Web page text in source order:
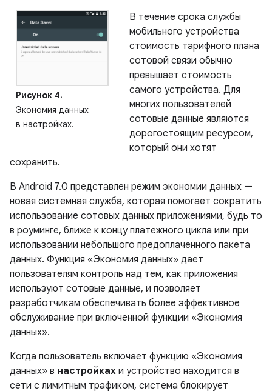
Рисунок 4.
Экономия данных
в настройках.
В течение срока службы
мобильного устройства
стоимость тарифного плана
сотовой связи обычно
превышает стоимость
самого устройства. Для
многих пользователей
сотовые данные являются
дорогостоящим ресурсом,
который они хотят
сохранить.
В Android 7.0 представлен режим экономии данных —
новая системная служба, которая помогает сократить
использование сотовых данных приложениями, будь то
в роуминге, ближе к концу платежного цикла или при
использовании небольшого предоплаченного пакета
данных. Функция «Экономия данных» дает
пользователям контроль над тем, как приложения
используют сотовые данные, и позволяет
разработчикам обеспечивать более эффективное
обслуживание при включенной функции «Экономия
данных».
Когда пользователь включает функцию «Экономия
данных» в настройках и устройство находится в
сети с лимитным трафиком, система блокирует